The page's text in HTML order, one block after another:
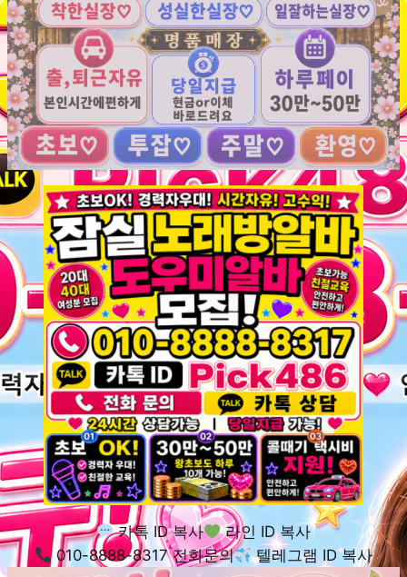
카톡 ID 복사
라인 ID 복사
010-8888-8317 전화문의
텔레그램 ID 복사